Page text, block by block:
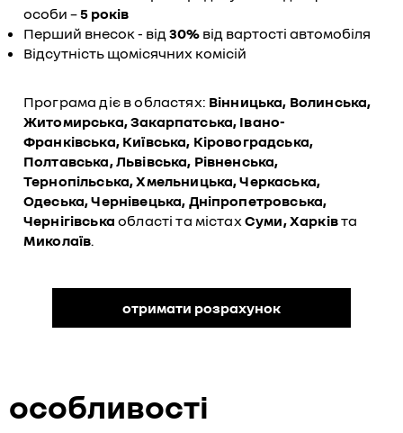
особи –5 років
Перший внесок - від30% від вартості автомобіля
Відсутність щомісячних комісій
Програма діє в областях: Вінницька, Волинська,
Житомирська, Закарпатська, Івано-
Франківська, Київська, Кіровоградська,
Полтавська, Львівська, Рівненська,
Тернопільська, Хмельницька, Черкаська,
Одеська, Чернівецька, Дніпропетровська,
Чернігівська області та містахСуми, Харківта
Миколаїв.
отримати розрахунок
особливості